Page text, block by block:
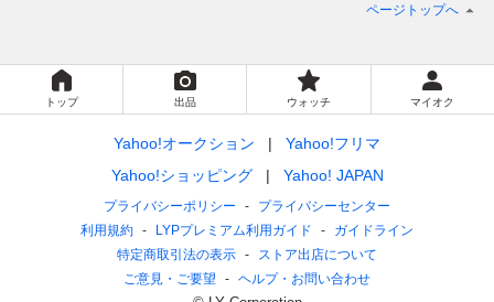
ページトップへ
トップ 出品 ウォッチ マイオク
Yahoo!オークション
Yahoo!フリマ
Yahoo!ショッピング
Yahoo! JAPAN
プライバシーポリシー
プライバシーセンター
利用規約
LYPプレミアム利用ガイド
ガイドライン
特定商取引法の表示
ストア出店について
ご意見・ご要望
ヘルプ・お問い合わせ